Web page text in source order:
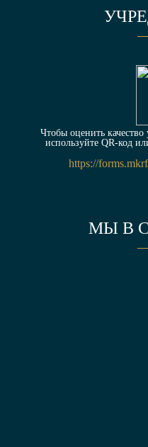
Чтобы оценить качество
используйте QR-код
https://
МЫ В